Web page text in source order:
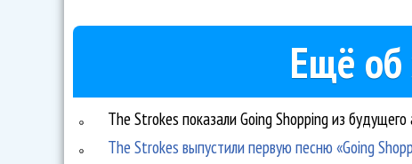
Ещё об
The Strokes показали Going Shopping из будущего
The Strokes выпустили первую песню «Going